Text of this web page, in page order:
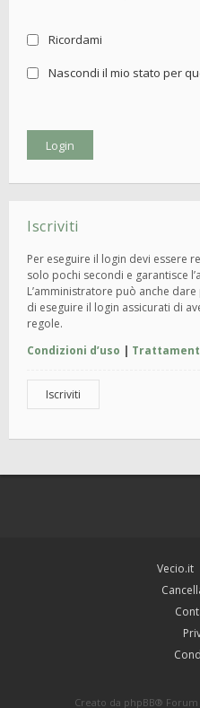
Ricordami
Nascondi il mio stato per
Iscriviti
Per eseguire il login devi essere
solo pochi secondi e garantisce
L’amministratore può anche
di eseguire il login assicurati di
regole.
Condizioni d’uso |
Iscriviti
Vecio.it
Creato da phpBB® Forum